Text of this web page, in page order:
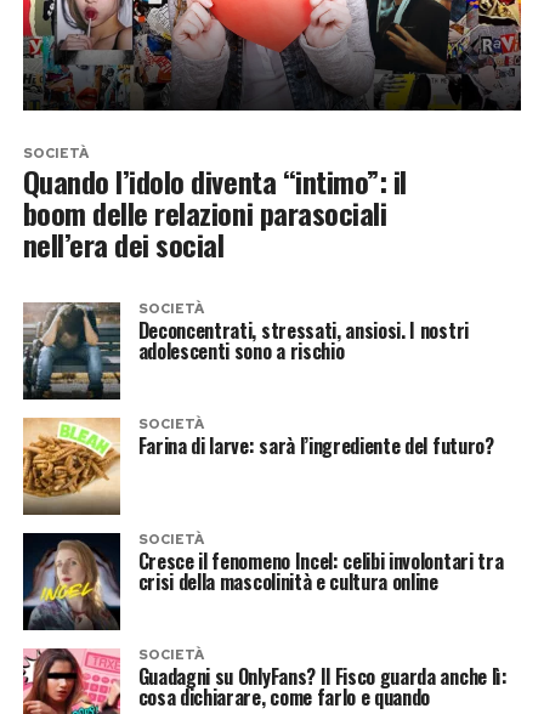
SOCIETÀ
Quando l’idolo diventa “intimo”: il
boom delle relazioni parasociali
nell’era dei social
SOCIETÀ
Deconcentrati, stressati, ansiosi. I nostri
adolescenti sono a rischio
SOCIETÀ
Farina di larve: sarà l’ingrediente del futuro?
SOCIETÀ
Cresce il fenomeno Incel: celibi involontari tra
crisi della mascolinità e cultura online
SOCIETÀ
Guadagni su OnlyFans? Il Fisco guarda anche lì:
cosa dichiarare, come farlo e quando